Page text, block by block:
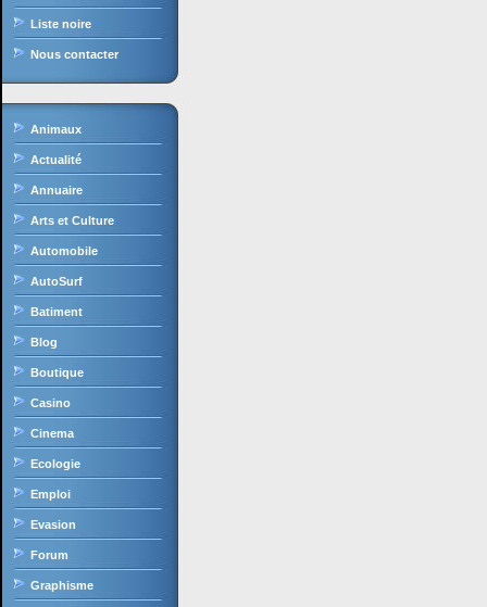
Liste noire
Nous contacter
Animaux
Actualité
Annuaire
Arts et Culture
Automobile
AutoSurf
Batiment
Blog
Boutique
Casino
Cinema
Ecologie
Emploi
Evasion
Forum
Graphisme